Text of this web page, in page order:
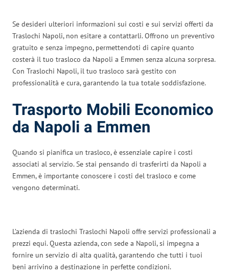
Se desideri ulteriori informazioni sui costi e sui servizi offerti da
Traslochi Napoli, non esitare a contattarli. Offrono un preventivo
gratuito e senza impegno, permettendoti di capire quanto
costerà il tuo trasloco da Napoli a Emmen senza alcuna sorpresa.
Con Traslochi Napoli, il tuo trasloco sarà gestito con
professionalità e cura, garantendo la tua totale soddisfazione.
Trasporto Mobili Economico
da Napoli a Emmen
Quando si pianifica un trasloco, è essenziale capire i costi
associati al servizio. Se stai pensando di trasferirti da Napoli a
Emmen, è importante conoscere i costi del trasloco e come
vengono determinati.
L’azienda di traslochi Traslochi Napoli offre servizi professionali a
prezzi equi. Questa azienda, con sede a Napoli, si impegna a
fornire un servizio di alta qualità, garantendo che tutti i tuoi
beni arrivino a destinazione in perfette condizioni.